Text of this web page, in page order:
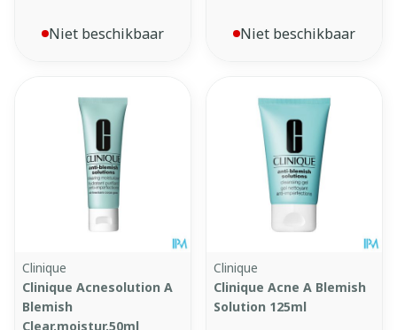
Niet beschikbaar Niet beschikbaar
Clinique
Clinique Acnesolution A
Blemish
Clear.moistur.50ml
Clinique
Clinique Acne A Blemish
Solution 125ml